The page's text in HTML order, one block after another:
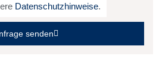
Datenschutzhinweise.
senden